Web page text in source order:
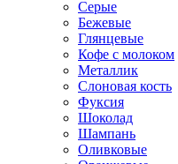
Серые
Бежевые
Глянцевые
Кофе с молоком
Металлик
Слоновая кость
Фуксия
Шоколад
Шампань
Оливковые